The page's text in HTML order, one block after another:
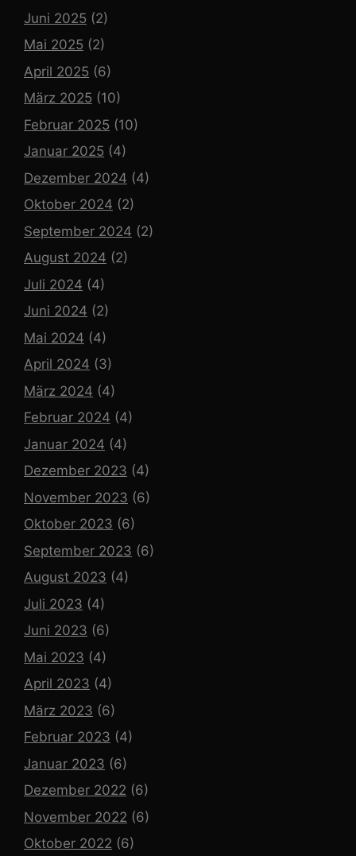
Juni 2025 (2)
Mai 2025 (2)
April 2025 (6)
März 2025 (10)
Februar 2025 (10)
Januar 2025 (4)
Dezember 2024 (4)
Oktober 2024 (2)
September 2024 (2)
August 2024 (2)
Juli 2024 (4)
Juni 2024 (2)
Mai 2024 (4)
April 2024 (3)
März 2024 (4)
Februar 2024 (4)
Januar 2024 (4)
Dezember 2023 (4)
November 2023 (6)
Oktober 2023 (6)
September 2023 (6)
August 2023 (4)
Juli 2023 (4)
Juni 2023 (6)
Mai 2023 (4)
April 2023 (4)
März 2023 (6)
Februar 2023 (4)
Januar 2023 (6)
Dezember 2022 (6)
November 2022 (6)
Oktober 2022 (6)